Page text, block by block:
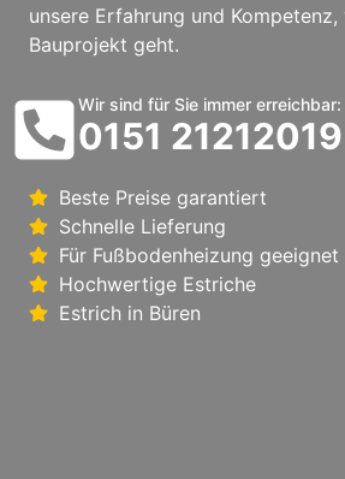
unsere Erfahrung und Kompetenz,
Bauprojekt geht.
Wir sind für Sie immer erreichbar:
0151 21212019
Beste Preise garantiert
Schnelle Lieferung
Für Fußbodenheizung geeignet
Hochwertige Estriche
Estrich in Büren